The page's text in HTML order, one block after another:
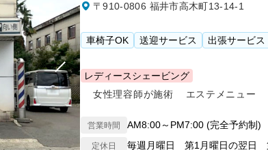
〒910-0806 福井市高木町13-14-1
車椅子OK 送迎サービス 出張サービス
レディースシェービング
女性理容師が施術
エステメニュー
営業時間 AM8:00～PM7:00 (完全予約制)
定休日 毎週月曜日 第1月曜日の翌日